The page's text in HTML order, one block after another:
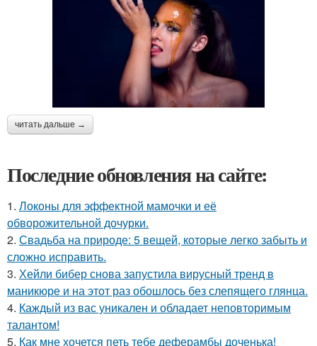
читать дальше →
Последние обновления на сайте:
1. Локоны для эффектной мамочки и её
обворожительной дочурки.
2. Свадьба на природе: 5 вещей, которые легко забыть и
сложно исправить.
3. Хейли бибер снова запустила вирусный тренд в
маникюре и на этот раз обошлось без слепящего глянца.
4. Каждый из вас уникален и обладает неповторимым
талантом!
5. Как мне хочется петь тебе деферамбы доченька!